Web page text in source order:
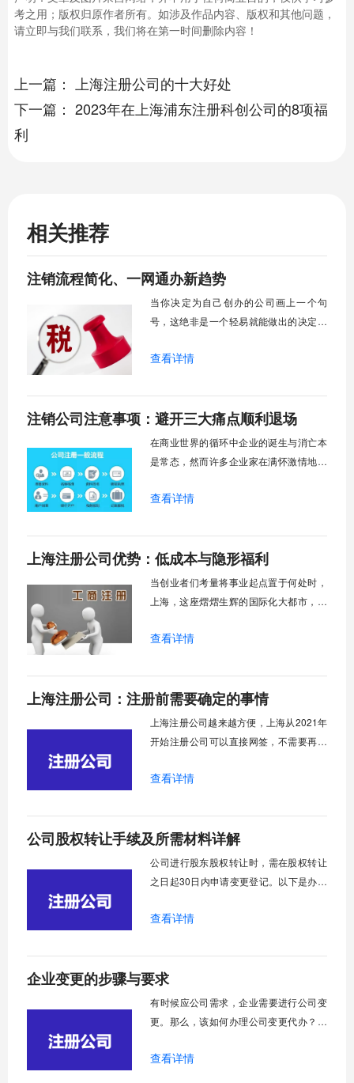
考之用；版权归原作者所有。如涉及作品内容、版权和其他问题，
请立即与我们联系，我们将在第一时间删除内容！
上一篇：
上海注册公司的十大好处
下一篇： 2023年在上海浦东注册科创公司的8项福
利
相关推荐
注销流程简化、一网通办新趋势
当你决定为自己创办的公司画上一个句
号，这绝非是一个轻易就能做出的决定，
象里，常常是复杂、耗时且充满挑战的代
优化营商环境，各地已经推出了多项便利
化改革，企业注销的体验正悄然发生着积
查看详情
注销公司注意事项：避开三大痛点顺利退场
在商业世界的循环中企业的诞生与消亡本
是常态，然而许多企业家在满怀激情地创
到的困境，公司注销过程中的复杂流程和
一家公司不能简单地"关门大吉"呢？这背后
涉及到债权人保护、市场秩序维护以及法
查看详情
上海注册公司优势：低成本与隐形福利
当创业者们考量将事业起点置于何处时，
上海，这座熠熠生辉的国际化大都市，总
国无可争议的经济、金融、贸易和航运中
独厚的资源，悉心培育企业成长的沃土。
为何如此多的创业者对上海青眼有加？答
查看详情
上海注册公司：注册前需要确定的事情
上海注册公司越来越方便，上海从2021年
开始注册公司可以直接网签，不需要再去
字资料，给广大的创业者减负了。现在我
确定的事情。
查看详情
公司股权转让手续及所需材料详解
​公司进行股东股权转让时，需在股权转让
之日起30日内申请变更登记。以下是办理
查看详情
企业变更的步骤与要求
​有时候应公司需求，企业需要进行公司变
更。那么，该如何办理公司变更代办？需
将针对这些问题做出简要介绍，希望对大
查看详情